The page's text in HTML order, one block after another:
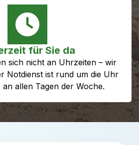
für Sie da
sich nicht an Uhrzeiten – wir
Notdienst ist rund um die Uhr
allen Tagen der Woche.